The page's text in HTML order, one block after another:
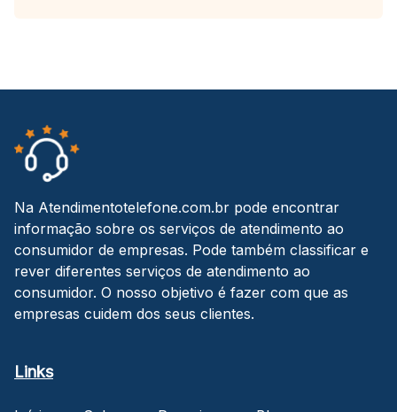
Na Atendimentotelefone.com.br pode encontrar
informação sobre os serviços de atendimento ao
consumidor de empresas. Pode também classificar e
rever diferentes serviços de atendimento ao
consumidor. O nosso objetivo é fazer com que as
empresas cuidem dos seus clientes.
Links